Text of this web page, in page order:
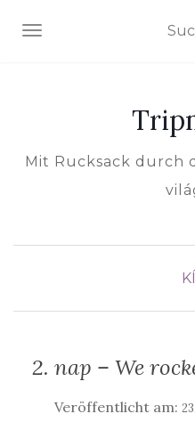
NAVIGATION EIN-/
Mit Rucksack durch
2. nap – We
Veröffentlicht am: